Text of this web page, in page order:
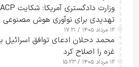
تهدیدی برای نوآوری هوش
۱۲ مرداد ۱۴۰۵ / ۱۷:۲۱
محمد دحلان ادعای توافق اسرائیل
غزه را اصلاح کرد
۱۲ مرداد ۱۴۰۵ / ۱۵:۲۳